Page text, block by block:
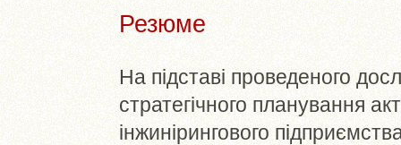
Резюме
На підставі проведеного
стратегічного планування
інжинірингового